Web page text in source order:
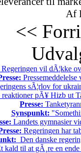
Af
<<
Regeringen vil dÃ¦kke
sÃ¦rlov for
pÃ¥ Hizb ut
Presse:
Synspunkt:
Landets gymnasier
Regeringen har
Den danske
kald til at gÃ¸re en